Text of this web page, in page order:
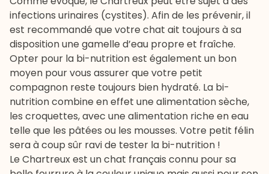
infections urinaires (cystites). Afin de les prévenir, il
est recommandé que votre chat ait toujours à sa
disposition une gamelle d’eau propre et fraîche.
Opter pour la bi-nutrition est également un bon
moyen pour vous assurer que votre petit
compagnon reste toujours bien hydraté. La bi-
nutritioncombine en effet une alimentation sèche,
les croquettes, avec une alimentation riche en eau
telle que les pâtées ou les mousses. Votre petit félin
sera à coup sûr ravi de tester la bi-nutrition !
Le Chartreux est un chat français connu pour sa